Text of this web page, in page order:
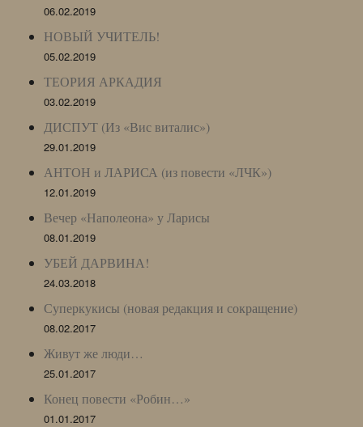
06.02.2019
НОВЫЙ УЧИТЕЛЬ!
05.02.2019
ТЕОРИЯ АРКАДИЯ
03.02.2019
ДИСПУТ (Из «Вис виталис»)
29.01.2019
АНТОН и ЛАРИСА (из повести «ЛЧК»)
12.01.2019
Вечер «Наполеона» у Ларисы
08.01.2019
УБЕЙ ДАРВИНА!
24.03.2018
Суперкукисы (новая редакция и сокращение)
08.02.2017
Живут же люди…
25.01.2017
Конец повести «Робин…»
01.01.2017